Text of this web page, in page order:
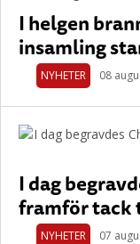
I helgen
insamling
NYHETER 08
I dag
framför tack
NYHETER 07